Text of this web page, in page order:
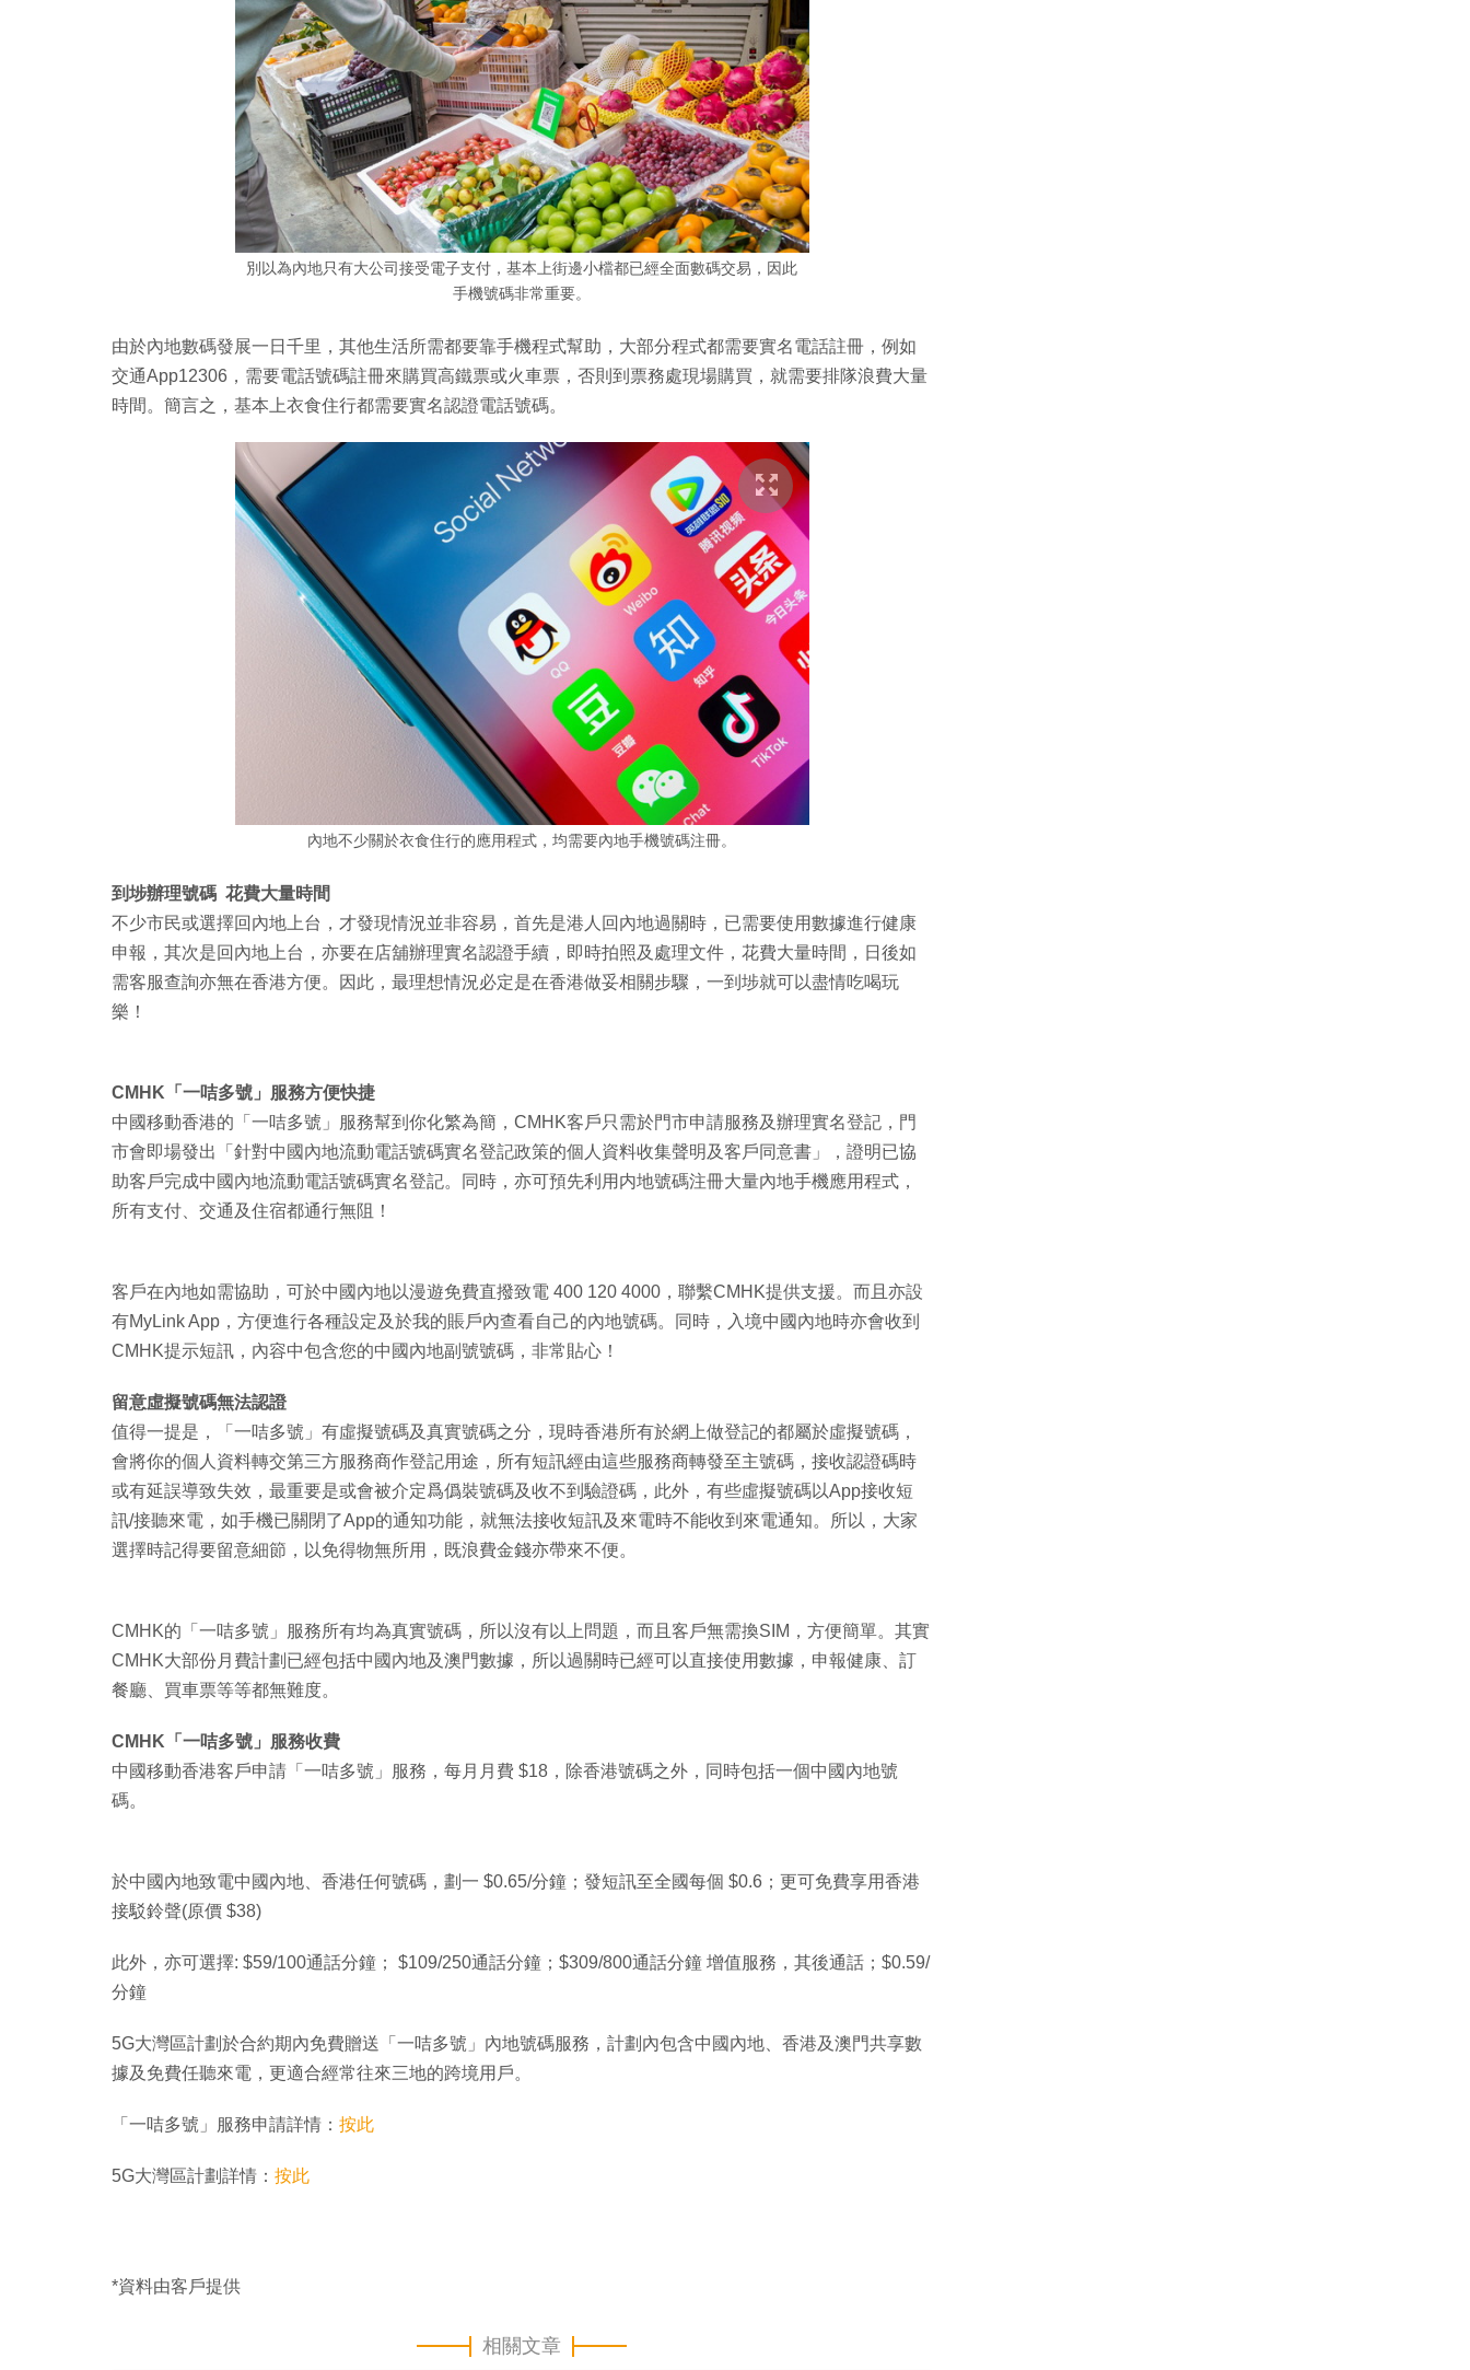
別以為內地只有大公司接受電子支付，基本上街邊小檔都已經全面數碼交易，因此
手機號碼非常重要。
由於內地數碼發展一日千里，其他生活所需都要靠手機程式幫助，大部分程式都需要實名電話註冊，例如
交通App12306，需要電話號碼註冊來購買高鐵票或火車票，否則到票務處現場購買，就需要排隊浪費大量
時間。簡言之，基本上衣食住行都需要實名認證電話號碼。
內地不少關於衣食住行的應用程式，均需要內地手機號碼注冊。
到埗辦理號碼 花費大量時間
不少市民或選擇回內地上台，才發現情況並非容易，首先是港人回內地過關時，已需要使用數據進行健康
申報，其次是回內地上台，亦要在店舖辦理實名認證手續，即時拍照及處理文件，花費大量時間，日後如
需客服查詢亦無在香港方便。因此，最理想情況必定是在香港做妥相關步驟，一到埗就可以盡情吃喝玩
樂！
CMHK「一咭多號」服務方便快捷
中國移動香港的「一咭多號」服務幫到你化繁為簡，CMHK客戶只需於門市申請服務及辦理實名登記，門
市會即場發出「針對中國內地流動電話號碼實名登記政策的個人資料收集聲明及客戶同意書」，證明已協
助客戶完成中國內地流動電話號碼實名登記。同時，亦可預先利用内地號碼注冊大量內地手機應用程式，
所有支付、交通及住宿都通行無阻！
客戶在內地如需協助，可於中國內地以漫遊免費直撥致電 400 120 4000，聯繫CMHK提供支援。而且亦設
有MyLink App，方便進行各種設定及於我的賬戶內查看自己的內地號碼。同時，入境中國內地時亦會收到
CMHK提示短訊，內容中包含您的中國內地副號號碼，非常貼心！
留意虛擬號碼無法認證
值得一提是，「一咭多號」有虛擬號碼及真實號碼之分，現時香港所有於網上做登記的都屬於虛擬號碼，
會將你的個人資料轉交第三方服務商作登記用途，所有短訊經由這些服務商轉發至主號碼，接收認證碼時
或有延誤導致失效，最重要是或會被介定爲僞裝號碼及收不到驗證碼，此外，有些虛擬號碼以App接收短
訊/接聽來電，如手機已關閉了App的通知功能，就無法接收短訊及來電時不能收到來電通知。所以，大家
選擇時記得要留意細節，以免得物無所用，既浪費金錢亦帶來不便。
CMHK的「一咭多號」服務所有均為真實號碼，所以沒有以上問題，而且客戶無需換SIM，方便簡單。其實
CMHK大部份月費計劃已經包括中國內地及澳門數據，所以過關時已經可以直接使用數據，申報健康、訂
餐廳、買車票等等都無難度。
CMHK「一咭多號」服務收費
中國移動香港客戶申請「一咭多號」服務，每月月費 $18，除香港號碼之外，同時包括一個中國內地號
碼。
於中國內地致電中國內地、香港任何號碼，劃一 $0.65/分鐘；發短訊至全國每個 $0.6；更可免費享用香港
接駁鈴聲(原價 $38)
此外，亦可選擇: $59/100通話分鐘； $109/250通話分鐘；$309/800通話分鐘 增值服務，其後通話；$0.59/
分鐘
5G大灣區計劃於合約期內免費贈送「一咭多號」內地號碼服務，計劃內包含中國內地、香港及澳門共享數
據及免費任聽來電，更適合經常往來三地的跨境用戶。
「一咭多號」服務申請詳情： 按此
5G大灣區計劃詳情： 按此
*資料由客戶提供
相關文章